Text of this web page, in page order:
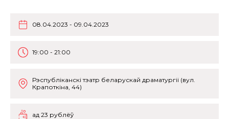
08.04.2023 - 09.04.2023
19:00 - 21:00
Рэспубліканскі тэатр беларускай драматургіі (вул.
Крапоткіна, 44)
ад 23 рублёў